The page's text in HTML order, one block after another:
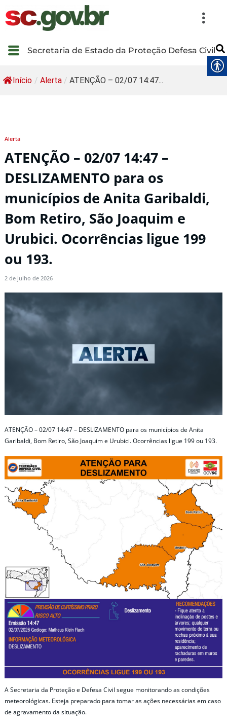
Secretaria de Estado da Proteção Defesa Civil
Início / Alerta / ATENÇÃO – 02/07 14:47...
Alerta
ATENÇÃO – 02/07 14:47 –
DESLIZAMENTO para os
municípios de Anita Garibaldi,
Bom Retiro, São Joaquim e
Urubici. Ocorrências ligue 199
ou 193.
2 de julho de 2026
ATENÇÃO – 02/07 14:47 – DESLIZAMENTO para os municípios de Anita
Garibaldi, Bom Retiro, São Joaquim e Urubici. Ocorrências ligue 199 ou 193.
A Secretaria da Proteção e Defesa Civil segue monitorando as condições
meteorológicas. Esteja preparado para tomar as ações necessárias em caso
de agravamento da situação.